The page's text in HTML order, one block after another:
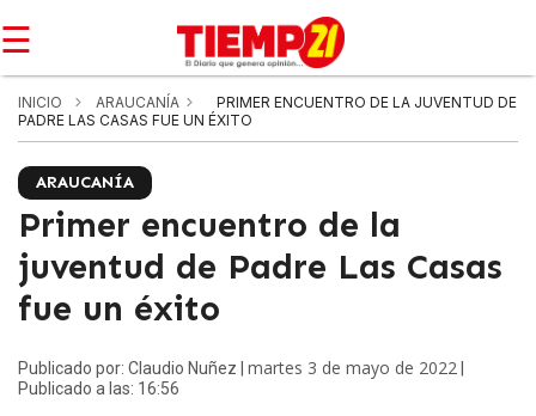
☰
INICIO ARAUCANÍA
PRIMER ENCUENTRO DE LA JUVENTUD DE
PADRE LAS CASAS FUE UN ÉXITO
ARAUCANÍA
Primer encuentro de la
juventud de Padre Las Casas
fue un éxito
Publicado por: Claudio Nuñez | martes 3 de mayo de 2022
Publicado a las: 16:56